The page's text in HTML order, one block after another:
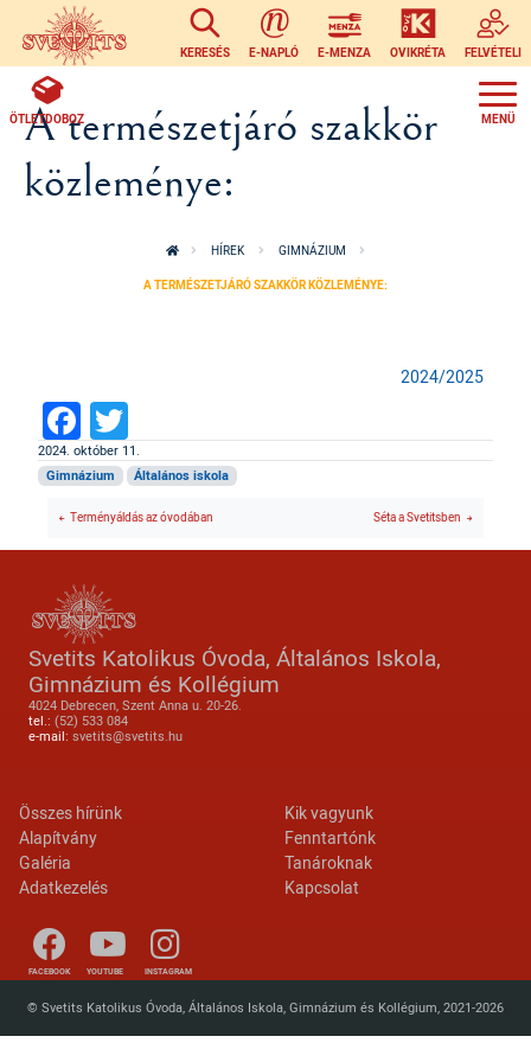
Ugrás a tartalomra
KERESÉS E-NAPLÓ E-MENZA OVIKRÉTA FELVÉTELI
ÖTLETDOBOZ
A természetjáró szakkör
közleménye:
HÍREK GIMNÁZIUM
A TERMÉSZETJÁRÓ SZAKKÖR KÖZLEMÉNYE:
2024/2025
Facebook
2024. október 11.
Gimnázium Általános iskola
Terményáldás az óvodában Séta a Svetitsben
Svetits Katolikus Óvoda, Általános Iskola,
Gimnázium és Kollégium
4024 Debrecen, Szent Anna u. 20-26.
tel.: (52) 533 084
e-mail: svetits@svetits.hu
Lábléc 2
Összes hírünk
Alapítvány
Galéria
Adatkezelés
Footer menu
Kik vagyunk
Fenntartónk
Tanároknak
Kapcsolat
FACEBOOK YOUTUBE INSTAGRAM
© Svetits Katolikus Óvoda, Általános Iskola, Gimnázium és Kollégium, 2021-2026